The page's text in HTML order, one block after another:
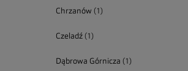
Chrzanów (1)
Czeladź(1)
Dąbrowa Górnicza (1)